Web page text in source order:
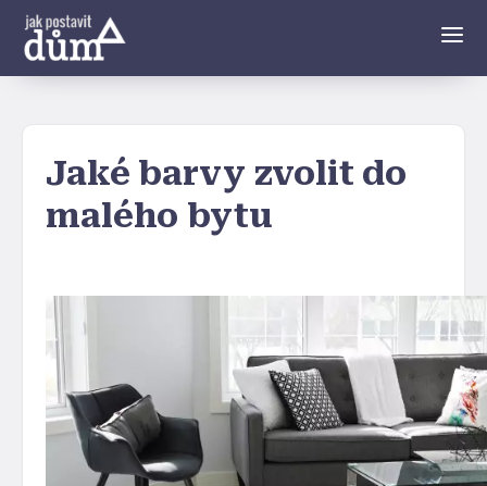
Jaké barvy zvolit do
malého bytu